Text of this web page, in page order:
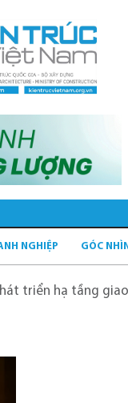
NGHIỆP GÓC NHÌN
tầng giao thông